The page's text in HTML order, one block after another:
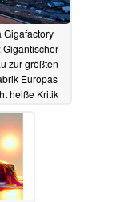
Gigafactory
Gigantischer
zur größten
Europas
heiße Kritik
dahinter?
22.07.2023